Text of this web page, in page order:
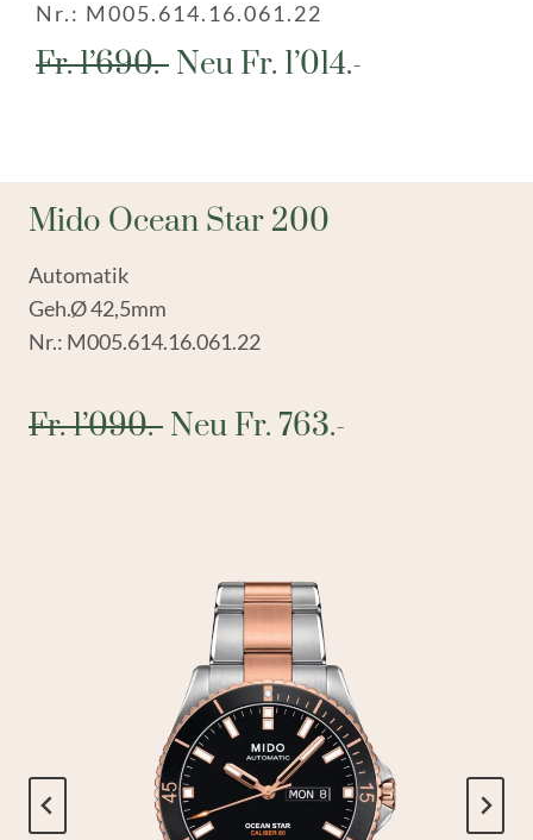
Nr.: M005.614.16.061.22
Fr. 1’690.- Neu Fr. 1’014.-
Mido Ocean Star 200
Automatik
Geh.Ø 42,5mm
Nr.: M005.614.16.061.22
Fr. 1’090.- Neu Fr. 763.-